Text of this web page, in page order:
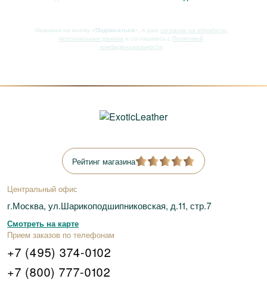
Нажимая на кнопку «Подписаться» , я даю согласие на обработку
персональных данных и соглашаюсь с Политикой
конфиденциальности
Рейтинг магазина
Центральный офис
г.Москва, ул.Шарикоподшипниковская, д.11, стр.7
Смотреть на карте
Прием заказов по телефонам
+7 (495) 374-0102
+7 (800) 777-0102